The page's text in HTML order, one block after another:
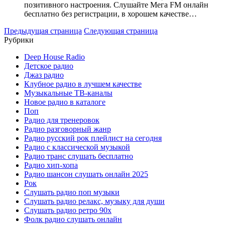
позитивного настроения. Слушайте Мега FM онлайн
бесплатно без регистрации, в хорошем качестве…
Предыдущая страница Следующая страница
Рубрики
Deep House Radio
Детское радио
Джаз радио
Клубное радио в лучшем качестве
Музыкальные ТВ-каналы
Новое радио в каталоге
Поп
Радио для тренеровок
Радио разговорный жанр
Радио русский рок плейлист на сегодня
Радио с классической музыкой
Радио транс слушать бесплатно
Радио хип-хопа
Радио шансон слушать онлайн 2025
Рок
Слушать радио поп музыки
Слушать радио релакс, музыку для души
Слушать радио ретро 90х
Фолк радио слушать онлайн